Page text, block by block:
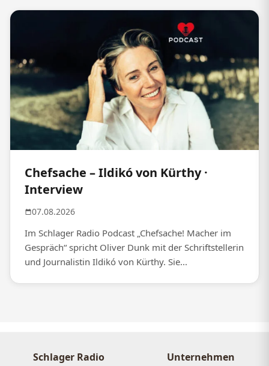
Chefsache – Ildikó von Kürthy ·
Interview
07.08.2026
Im Schlager Radio Podcast „Chefsache! Macher im
Gespräch“ spricht Oliver Dunk mit der Schriftstellerin
und Journalistin Ildikó von Kürthy. Sie...
Schlager Radio Unternehmen